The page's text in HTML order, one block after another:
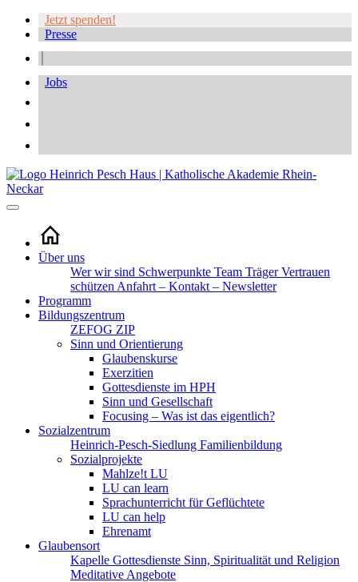
Jetzt spenden!
Presse
Jobs
Über uns
Wer wir sind Schwerpunkte Team TrägerVertrauen
schützen Anfahrt – Kontakt – Newsletter
Programm
Bildungszentrum
ZEFOG ZIP
Sinn und Orientierung
Glaubenskurse
Exerzitien
Gottesdienste im HPH
Sinn und Gesellschaft
Focusing – Was ist das eigentlich?
Sozialzentrum
Heinrich-Pesch-Siedlung Familienbildung
Sozialprojekte
Mahlze!t LU
LU can learn
Sprachunterricht für Geflüchtete
LU can help
Ehrenamt
Glaubensort
Kapelle Gottesdienste Sinn, Spiritualität und Religion
Meditative Angebote